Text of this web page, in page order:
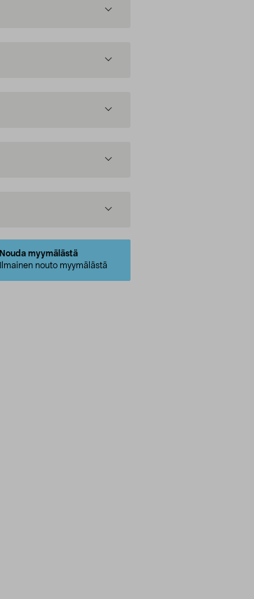
Nouda myymälästä
Ilmainen nouto myymälästä